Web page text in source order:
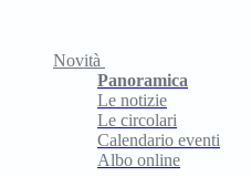
Novità
Panoramica
Le notizie
Le circolari
Calendario eventi
Albo online